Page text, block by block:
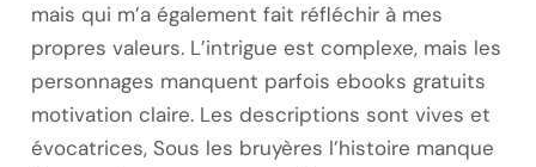
mais qui m’a également fait réfléchir à mes
propres valeurs. L’intrigue est complexe, mais les
personnages manquent parfois ebooks gratuits
motivation claire. Les descriptions sont vives et
évocatrices, Sous les bruyères l’histoire manque